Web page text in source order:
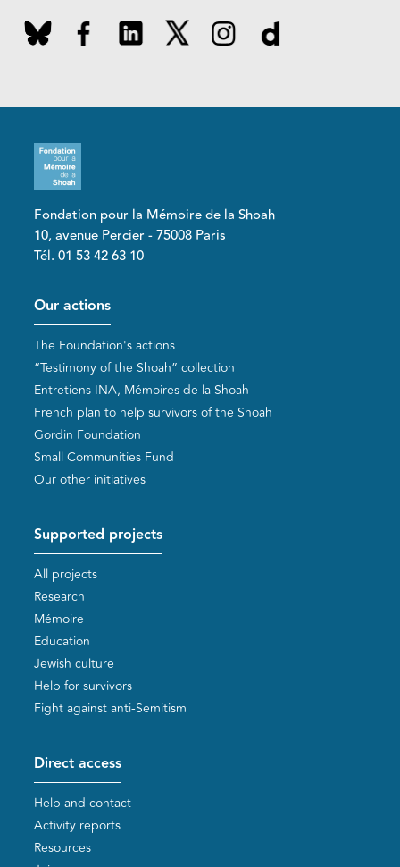
Fondation pour la Mémoire de la Shoah
10, avenue Percier - 75008 Paris
Tél. 01 53 42 63 10
Pied de page
Our actions
The Foundation's actions
“Testimony of the Shoah” collection
Entretiens INA, Mémoires de la Shoah
French plan to help survivors of the Shoah
Gordin Foundation
Small Communities Fund
Our other initiatives
Supported projects
All projects
Research
Mémoire
Education
Jewish culture
Help for survivors
Fight against anti-Semitism
Direct access
Help and contact
Activity reports
Resources